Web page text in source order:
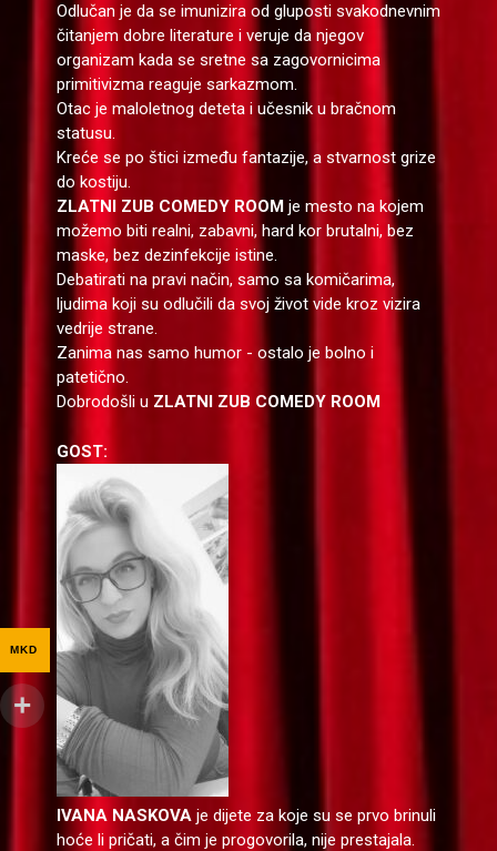
Odlučan je da se imunizira od gluposti svakodnevnim
čitanjem dobre literature i veruje da njegov
organizam kada se sretne sa zagovornicima
primitivizma reaguje sarkazmom.
Otac je maloletnog deteta i učesnik u bračnom
statusu.
Kreće se po štici između fantazije, a stvarnost grize
do kostiju.
ZLATNI ZUB COMEDY ROOM je mesto na kojem
možemo biti realni, zabavni, hard kor brutalni, bez
maske, bez dezinfekcije istine.
Debatirati na pravi način, samo sa komičarima,
ljudima koji su odlučili da svoj život vide kroz vizira
vedrije strane.
Zanima nas samo humor - ostalo je bolno i
patetično.
Dobrodošli u ZLATNI ZUB COMEDY ROOM
GOST:
IVANA NASKOVAje dijete za koje su se prvo brinuli
hoće li pričati, a čim je progovorila, nije prestajala.
MKD